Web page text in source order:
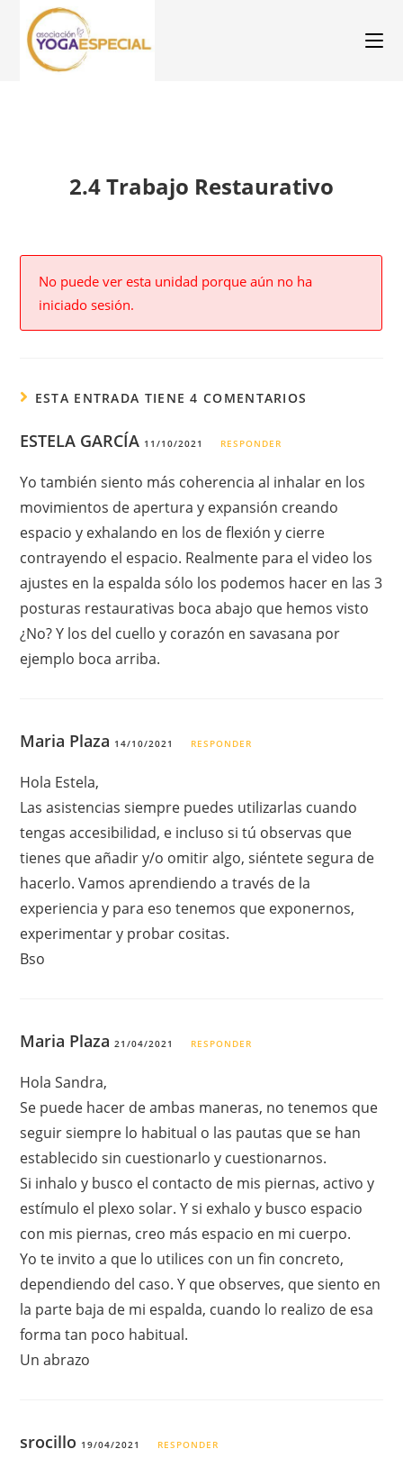
2.4 Trabajo Restaurativo
No puede ver esta unidad porque aún no ha
iniciado sesión.
ESTA ENTRADA TIENE 4 COMENTARIOS
ESTELA GARCÍA 11/10/2021 RESPONDER
Yo también siento más coherencia al inhalar en los
movimientos de apertura y expansión creando
espacio y exhalando en los de flexión y cierre
contrayendo el espacio. Realmente para el video los
ajustes en la espalda sólo los podemos hacer en las 3
posturas restaurativas boca abajo que hemos visto
¿No? Y los del cuello y corazón en savasana por
ejemplo boca arriba.
Maria Plaza 14/10/2021 RESPONDER
Hola Estela,
Las asistencias siempre puedes utilizarlas cuando
tengas accesibilidad, e incluso si tú observas que
tienes que añadir y/o omitir algo, siéntete segura de
hacerlo. Vamos aprendiendo a través de la
experiencia y para eso tenemos que exponernos,
experimentar y probar cositas.
Bso
Maria Plaza21/04/2021 RESPONDER
Hola Sandra,
Se puede hacer de ambas maneras, no tenemos que
seguir siempre lo habitual o las pautas que se han
establecido sin cuestionarlo y cuestionarnos.
Si inhalo y busco el contacto de mis piernas, activo y
estímulo el plexo solar. Y si exhalo y busco espacio
con mis piernas, creo más espacio en mi cuerpo.
Yo te invito a que lo utilices con un fin concreto,
dependiendo del caso. Y que observes, que siento en
la parte baja de mi espalda, cuando lo realizo de esa
forma tan poco habitual.
Un abrazo
srocillo 19/04/2021 RESPONDER